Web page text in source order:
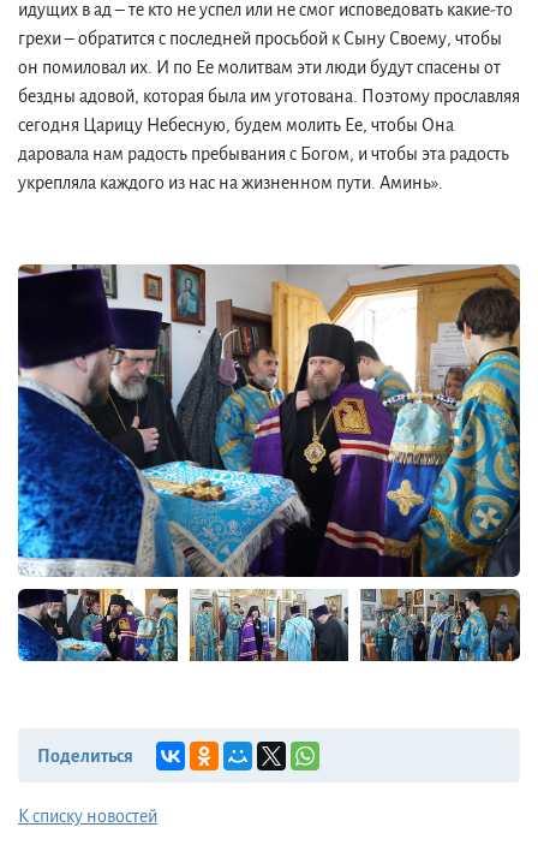
идущих в ад – те кто не успел или не смог исповедовать какие-то
грехи – обратится с последней просьбой к Сыну Своему, чтобы
он помиловал их. И по Ее молитвам эти люди будут спасены от
бездны адовой, которая была им уготована. Поэтому прославляя
сегодня Царицу Небесную, будем молить Ее, чтобы Она
даровала нам радость пребывания с Богом, и чтобы эта радость
укрепляла каждого из нас на жизненном пути. Аминь».
Поделиться
К списку новостей